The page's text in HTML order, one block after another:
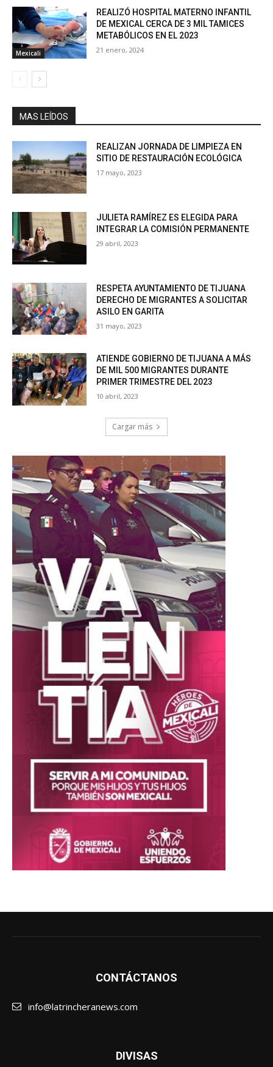
Mexicali
REALIZÓ HOSPITAL MATERNO INFANTIL
DE MEXICAL CERCA DE 3 MIL TAMICES
METABÓLICOS EN EL 2023
21 enero, 2024
MAS LEÍDOS
REALIZAN JORNADA DE LIMPIEZA EN
SITIO DE RESTAURACIÓN ECOLÓGICA
17 mayo, 2023
JULIETA RAMÍREZ ES ELEGIDA PARA
INTEGRAR LA COMISIÓN PERMANENTE
29 abril, 2023
RESPETA AYUNTAMIENTO DE TIJUANA
DERECHO DE MIGRANTES A SOLICITAR
ASILO EN GARITA
31 mayo, 2023
ATIENDE GOBIERNO DE TIJUANA A MÁS
DE MIL 500 MIGRANTES DURANTE
PRIMER TRIMESTRE DEL 2023
10 abril, 2023
Cargar más
CONTÁCTANOS
info@latrincheranews.com
DIVISAS